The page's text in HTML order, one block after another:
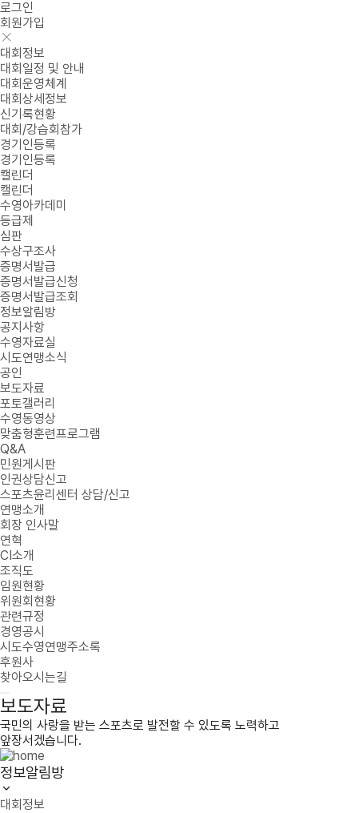
로그인
회원가입
대회정보
대회일정 및 안내
대회운영체계
대회상세정보
신기록현황
대회/강습회참가
경기인등록
경기인등록
캘린더
캘린더
수영아카데미
등급제
심판
수상구조사
증명서발급
증명서발급신청
증명서발급조회
정보알림방
공지사항
수영자료실
시도연맹소식
공인
보도자료
포토갤러리
수영동영상
맞춤형훈련프로그램
Q&A
민원게시판
인권상담신고
스포츠윤리센터 상담/신고
연맹소개
회장 인사말
연혁
CI소개
조직도
임원현황
위원회현황
관련규정
경영공시
시도수영연맹주소록
후원사
찾아오시는길
보도자료
국민의 사랑을 받는 스포츠로 발전할 수 있도록 노력하고
앞장서겠습니다.
정보알림방
대회정보